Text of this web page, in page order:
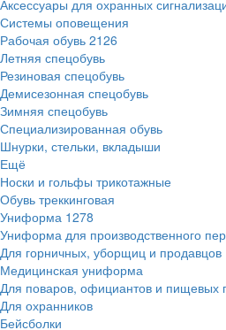
Аксессуары для охранных
Системы оповещения
Рабочая обувь 2126
Летняя спецобувь
Резиновая спецобувь
Демисезонная спецобувь
Зимняя спецобувь
Специализированная обувь
Шнурки, стельки, вкладыши
Ещё
Носки и гольфы трикотажные
Обувь треккинговая
Униформа 1278
Униформа для производственного
Для горничных, уборщиц и продавцов
Медицинская униформа
Для поваров, официантов и пищевых
Для охранников
Бейсболки